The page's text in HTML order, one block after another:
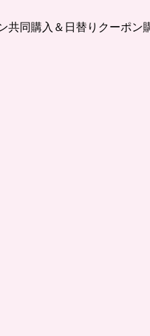
同購入＆日替りクーポン